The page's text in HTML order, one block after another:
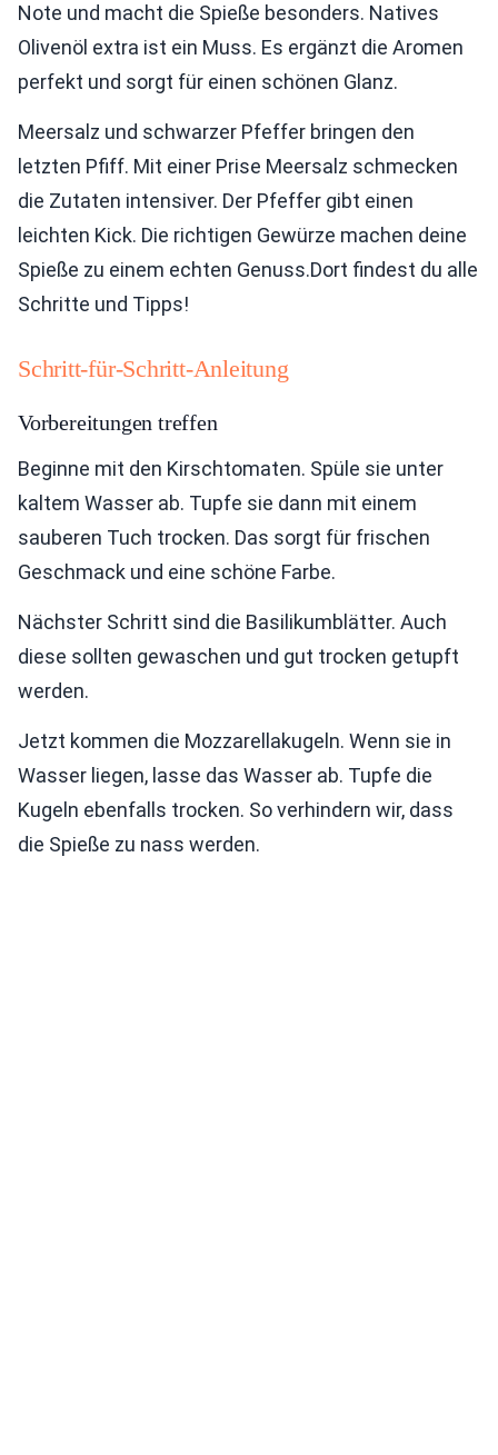
Note und macht die Spieße besonders. Natives
Olivenöl extra ist ein Muss. Es ergänzt die Aromen
perfekt und sorgt für einen schönen Glanz.
Meersalz und schwarzer Pfeffer bringen den
letzten Pfiff. Mit einer Prise Meersalz schmecken
die Zutaten intensiver. Der Pfeffer gibt einen
leichten Kick. Die richtigen Gewürze machen deine
Spieße zu einem echten Genuss.Dort findest du alle
Schritte und Tipps!
Schritt-für-Schritt-Anleitung
Vorbereitungen treffen
Beginne mit den Kirschtomaten. Spüle sie unter
kaltem Wasser ab. Tupfe sie dann mit einem
sauberen Tuch trocken. Das sorgt für frischen
Geschmack und eine schöne Farbe.
Nächster Schritt sind die Basilikumblätter. Auch
diese sollten gewaschen und gut trocken getupft
werden.
Jetzt kommen die Mozzarellakugeln. Wenn sie in
Wasser liegen, lasse das Wasser ab. Tupfe die
Kugeln ebenfalls trocken. So verhindern wir, dass
die Spieße zu nass werden.